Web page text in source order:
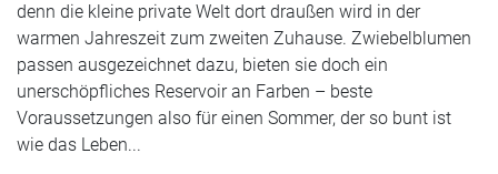
denn die kleine private Welt dort draußen wird in der
warmen Jahreszeit zum zweiten Zuhause. Zwiebelblumen
passen ausgezeichnet dazu, bieten sie doch ein
unerschöpfliches Reservoir an Farben – beste
Voraussetzungen also für einen Sommer, der so bunt ist
wie das Leben...